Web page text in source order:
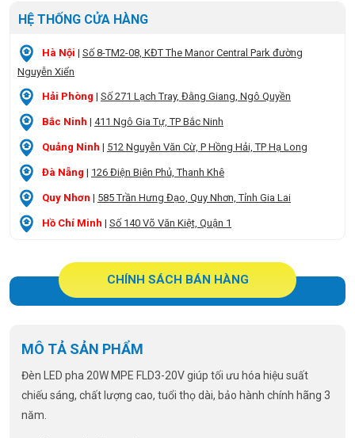
HỆ THỐNG CỬA HÀNG
Hà Nội | Số 8-TM2-08, KĐT The Manor Central Park đường
Nguyễn Xiển
Hải Phòng | Số 271 Lạch Tray, Đằng Giang, Ngô Quyền
Bắc Ninh | 411 Ngô Gia Tự, TP Bắc Ninh
Quảng Ninh | 512 Nguyễn Văn Cừ, P Hồng Hải, TP Hạ Long
Đà Nẵng | 126 Điện Biên Phủ, Thanh Khê
Quy Nhơn | 585 Trần Hưng Đạo, Quy Nhơn, Tỉnh Gia Lai
Hồ Chí Minh | Số 140 Võ Văn Kiệt, Quận 1
CHÍNH SÁCH BÁN HÀNG
MÔ TẢ SẢN PHẨM
Đèn LED pha 20W MPE FLD3-20V giúp tối ưu hóa hiệu suất
chiếu sáng, chất lượng cao, tuổi thọ dài, bảo hành chính hãng 3
năm.